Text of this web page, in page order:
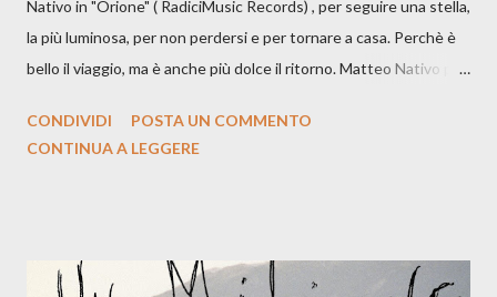
Nativo in "Orione" ( RadiciMusic Records) , per seguire una stella,
la più luminosa, per non perdersi e per tornare a casa. Perchè è
bello il viaggio, ma è anche più dolce il ritorno. Matteo Nativo per
indubbiamente matura e consapevole oltre che con ottimi
Dicevamo. Ed è da qui che il nostro inizia questo concept
CONDIVIDI
POSTA UN COMMENTO
CONTINUA A LEGGERE